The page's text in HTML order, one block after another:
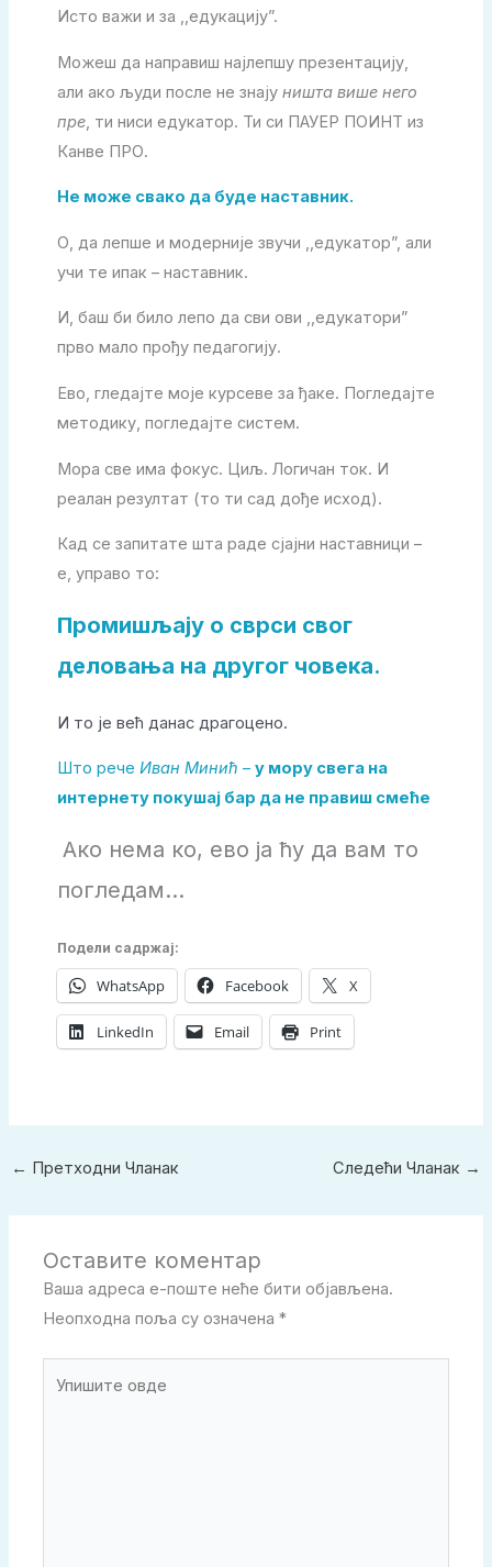
Исто важи и за ,,едукацију”.
Можеш да направиш најлепшу презентацију,
али ако људи после не знају ништа више него
пре, ти ниси едукатор. Ти си ПАУЕР ПОИНТ из
Канве ПРО.
Не може свако да буде наставник.
О, да лепше и модерније звучи ,,едукатор”, али
учи те ипак – наставник.
И, баш би било лепо да сви ови ,,едукатори”
прво мало прођу педагогију.
Ево, гледајте моје курсеве за ђаке. Погледајте
методику, погледајте систем.
Мора све има фокус. Циљ. Логичан ток. И
реалан резултат (то ти сад дође исход).
Кад се запитате шта раде сјајни наставници –
е, управо то:
Промишљају о сврси свог
деловања на другог човека.
И то је већ данас драгоцено.
Што рече Иван Минић – у мору свега на
интернету покушај бар да не правиш смеће
Ако нема ко, ево ја ћу да вам то
погледам…
Подели садржај:
WhatsApp Facebook X
LinkedIn Email Print
← Претходни Чланак Следећи Чланак →
Оставите коментар
Ваша адреса е-поште неће бити објављена.
Неопходна поља су означена*